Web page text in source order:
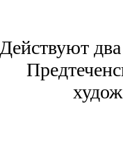
Действуют